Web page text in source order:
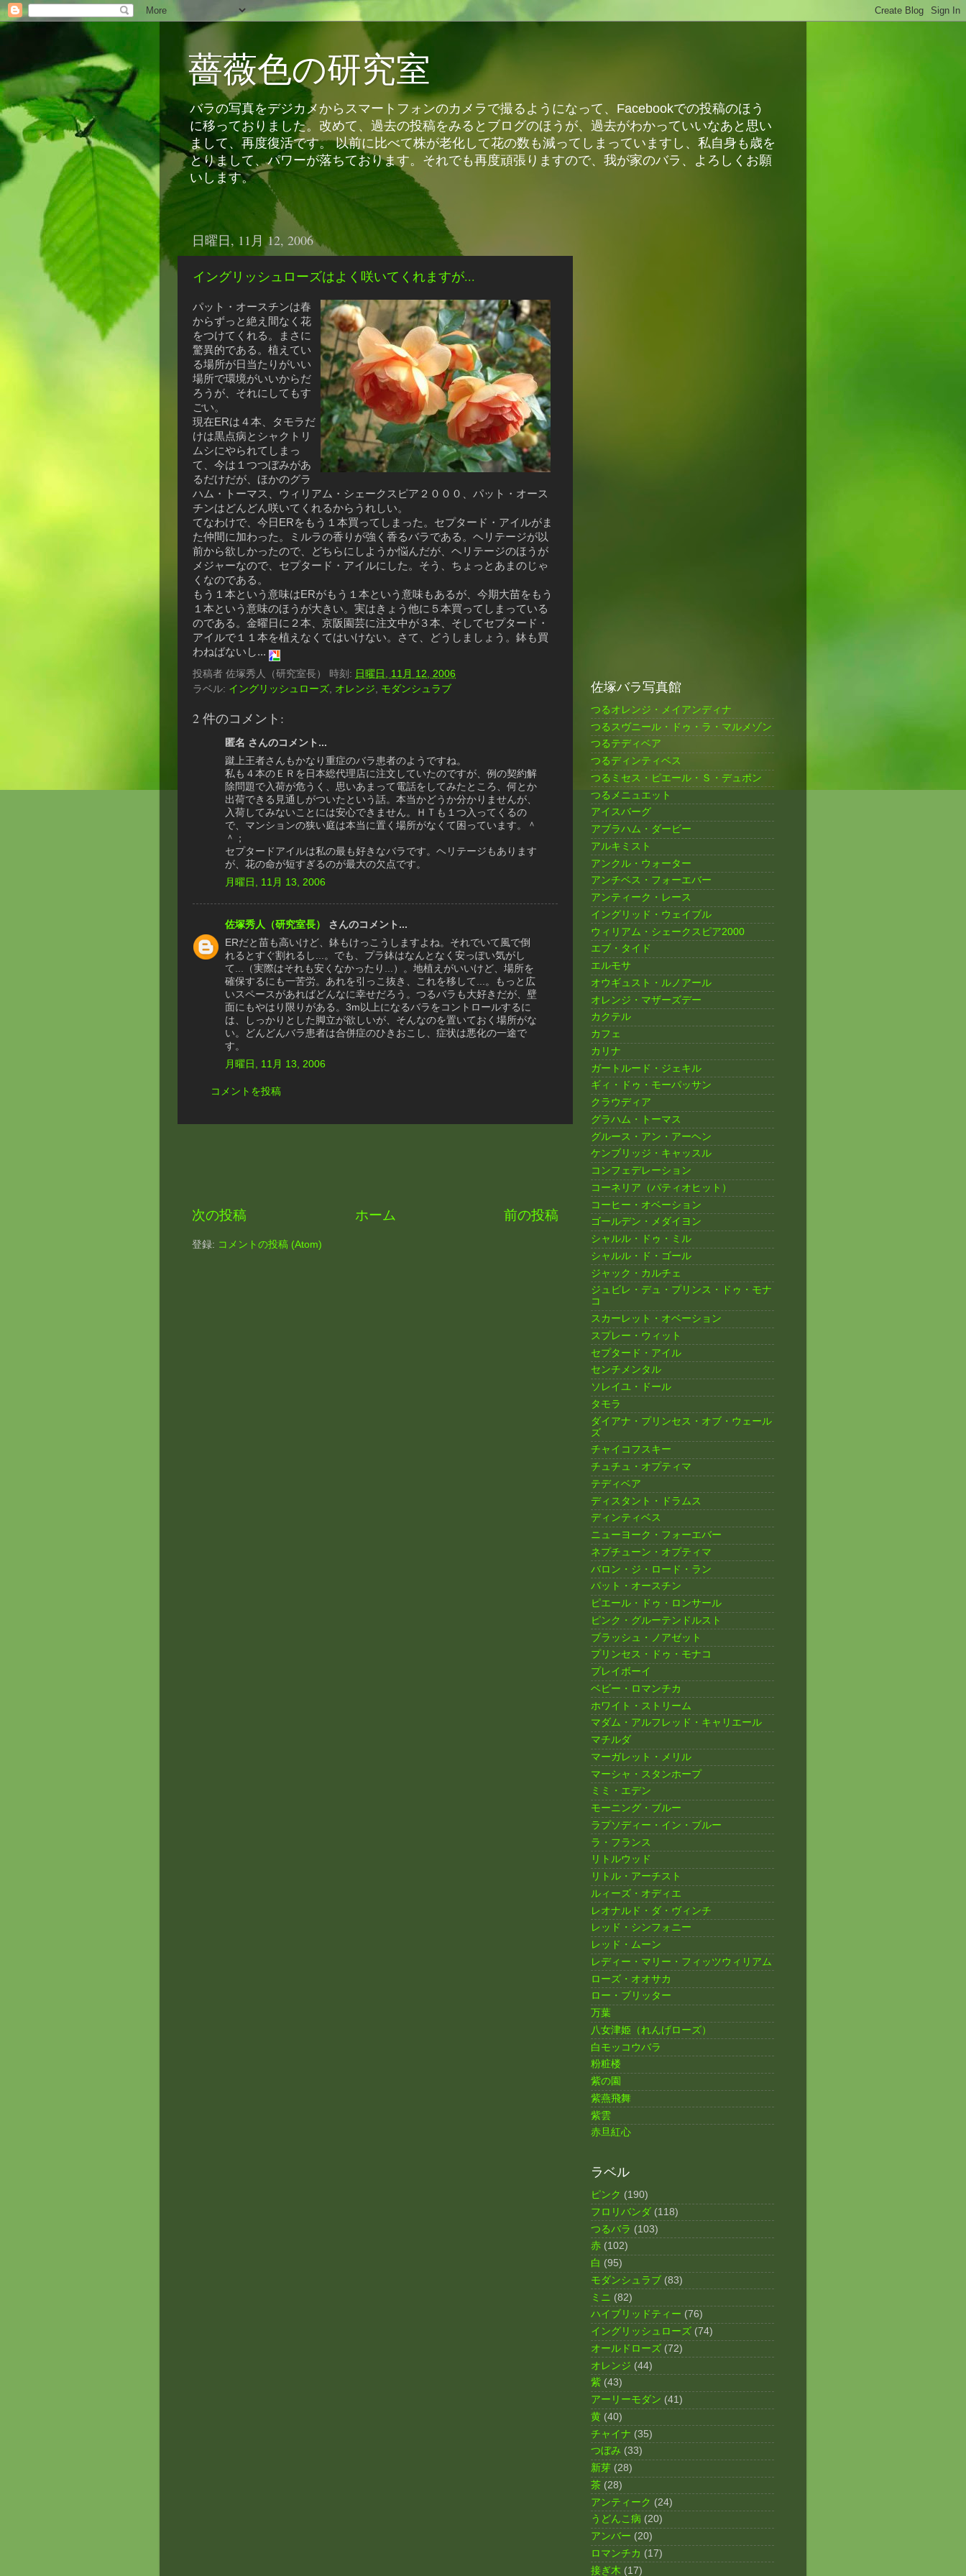
薔薇色の研究室
バラの写真をデジカメからスマートフォンのカメラで撮るようになって、Facebookでの投稿のほう
に移っておりました。改めて、過去の投稿をみるとブログのほうが、過去がわかっていいなあと思い
まして、再度復活です。 以前に比べて株が老化して花の数も減ってしまっていますし、私自身も歳を
とりまして、パワーが落ちております。それでも再度頑張りますので、我が家のバラ、よろしくお願
いします。
日曜日, 11月 12, 2006
イングリッシュローズはよく咲いてくれますが...
パット・オースチンは春
からずっと絶え間なく花
をつけてくれる。まさに
驚異的である。植えてい
る場所が日当たりがいい
場所で環境がいいからだ
ろうが、それにしてもす
ごい。
現在ERは４本、タモラだ
けは黒点病とシャクトリ
ムシにやられてしまっ
て、今は１つつぼみがあ
るだけだが、ほかのグラ
ハム・トーマス、ウィリアム・シェークスピア２０００、パット・オース
チンはどんどん咲いてくれるからうれしい。
てなわけで、今日ERをもう１本買ってしまった。セプタード・アイルがま
た仲間に加わった。ミルラの香りが強く香るバラである。ヘリテージが以
前から欲しかったので、どちらにしようか悩んだが、ヘリテージのほうが
メジャーなので、セプタード・アイルにした。そう、ちょっとあまのじゃ
くなのである。
もう１本という意味はERがもう１本という意味もあるが、今期大苗をもう
１本という意味のほうが大きい。実はきょう他に５本買ってしまっている
のである。金曜日に２本、京阪園芸に注文中が３本、そしてセプタード・
アイルで１１本を植えなくてはいけない。さて、どうしましょう。鉢も買
わねばないし...
投稿者 佐塚秀人（研究室長） 時刻: 日曜日, 11月 12, 2006
ラベル: イングリッシュローズ オレンジ モダンシュラブ
2 件のコメント:
匿名 さんのコメント...
蹴上王者さんもかなり重症のバラ患者のようですね。
私も４本のＥＲを日本総代理店に注文していたのですが、例の契約解
除問題で入荷が危うく、思いあまって電話をしてみたところ、何とか
出荷できる見通しがついたという話。本当かどうか分かりませんが、
入荷してみないことには安心できません。ＨＴも１つ入ってくるの
で、マンションの狭い庭は本当に置く場所がなくて困っています。＾
＾；
セプタードアイルは私の最も好きなバラです。ヘリテージもあります
が、花の命が短すぎるのが最大の欠点です。
月曜日, 11月 13, 2006
佐塚秀人（研究室長）
さんのコメント...
ERだと苗も高いけど、鉢もけっこうしますよね。それでいて風で倒
れるとすぐ割れるし...。でも、プラ鉢はなんとなく安っぽい気がし
て...（実際はそれも安くなかったり...）。地植えがいいけど、場所を
確保するにも一苦労。あれを引っこ抜き、これを移して...。もっと広
いスペースがあればどんなに幸せだろう。つるバラも大好きだが、壁
面にもやはり限りがある。3m以上になるバラをコントロールするに
は、しっかりとした脚立が欲しいが、そんなのを置いておく場所がな
い。どんどんバラ患者は合併症のひきおこし、症状は悪化の一途で
す。
月曜日, 11月 13, 2006
コメントを投稿
次の投稿 前の投稿
ホーム
登録: コメントの投稿 (Atom)
佐塚バラ写真館
つるオレンジ・メイアンディナ
つるスヴニール・ドゥ・ラ・マルメゾン
つるテディベア
つるディンティベス
つるミセス・ピエール・Ｓ・デュポン
つるメニュエット
アイスバーグ
アブラハム・ダービー
アルキミスト
アンクル・ウォーター
アンチベス・フォーエバー
アンティーク・レース
イングリッド・ウェイブル
ウィリアム・シェークスピア2000
エブ・タイド
エルモサ
オウギュスト・ルノアール
オレンジ・マザーズデー
カクテル
カフェ
カリナ
ガートルード・ジェキル
ギィ・ドゥ・モーパッサン
クラウディア
グラハム・トーマス
グルース・アン・アーヘン
ケンブリッジ・キャッスル
コンフェデレーション
コーネリア（パティオヒット）
コーヒー・オベーション
ゴールデン・メダイヨン
シャルル・ドゥ・ミル
シャルル・ド・ゴール
ジャック・カルチェ
ジュビレ・デュ・プリンス・ドゥ・モナ
コ
スカーレット・オベーション
スプレー・ウィット
セプタード・アイル
センチメンタル
ソレイユ・ドール
タモラ
ダイアナ・プリンセス・オブ・ウェール
ズ
チャイコフスキー
チュチュ・オプティマ
テディベア
ディスタント・ドラムス
ディンティベス
ニューヨーク・フォーエバー
ネプチューン・オプティマ
バロン・ジ・ロード・ラン
パット・オースチン
ピエール・ドゥ・ロンサール
ピンク・グルーテンドルスト
ブラッシュ・ノアゼット
プリンセス・ドゥ・モナコ
プレイボーイ
ベビー・ロマンチカ
ホワイト・ストリーム
マダム・アルフレッド・キャリエール
マチルダ
マーガレット・メリル
マーシャ・スタンホープ
ミミ・エデン
モーニング・ブルー
ラプソディー・イン・ブルー
ラ・フランス
リトルウッド
リトル・アーチスト
ルィーズ・オディエ
レオナルド・ダ・ヴィンチ
レッド・シンフォニー
レッド・ムーン
レディー・マリー・フィッツウィリアム
ローズ・オオサカ
ロー・ブリッター
万葉
八女津姫（れんげローズ）
白モッコウバラ
粉粧楼
紫の園
紫燕飛舞
紫雲
赤旦紅心
ラベル
ピンク (190)
フロリバンダ (118)
つるバラ (103)
赤 (102)
白 (95)
モダンシュラブ (83)
ミニ (82)
ハイブリッドティー (76)
イングリッシュローズ (74)
オールドローズ (72)
オレンジ (44)
紫 (43)
アーリーモダン (41)
黄 (40)
チャイナ (35)
つぼみ (33)
新芽 (28)
茶 (28)
アンティーク (24)
うどんこ病 (20)
アンバー (20)
ロマンチカ (17)
接ぎ木 (17)